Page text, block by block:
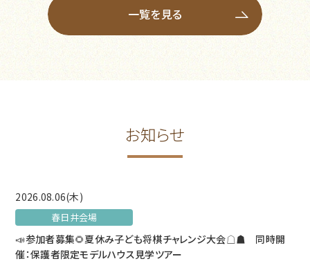
一覧を見る
お知らせ
2026.08.06(木)
春日井会場
📣参加者募集🌻夏休み子ども将棋チャレンジ大会☖☗ 同時開
催：保護者限定モデルハウス見学ツアー